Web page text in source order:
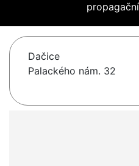
Dačice
Palackého nám. 32